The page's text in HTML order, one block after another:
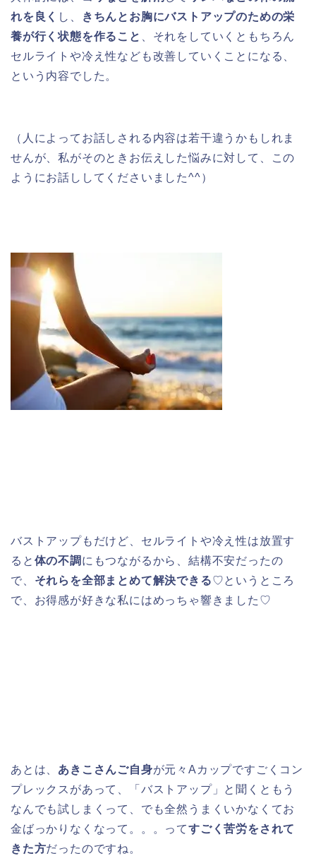
れを良く し、
きちんとお胸にバストアップのための栄
養が行く状態を作ること
、それをしていくともちろん
セルライトや冷え性なども改善していくことになる、
という内容でした。
（人によってお話しされる内容は若干違うかもしれま
せんが、私がそのときお伝えした悩みに対して、この
ようにお話ししてくださいました^^）
バストアップもだけど、セルライトや冷え性は放置す
ると 体の不調 にもつながるから、結構不安だったの
で、 それらを全部まとめて解決できる♡というところ
で、お得感が好きな私にはめっちゃ響きました♡
あとは、 あきこさんご自身が元々Aカップですごくコン
プレックスがあって、「バストアップ」と聞くともう
なんでも試しまくって、でも全然うまくいかなくてお
金ばっかりなくなって。。。ってすごく苦労をされて
きた方だったのですね。